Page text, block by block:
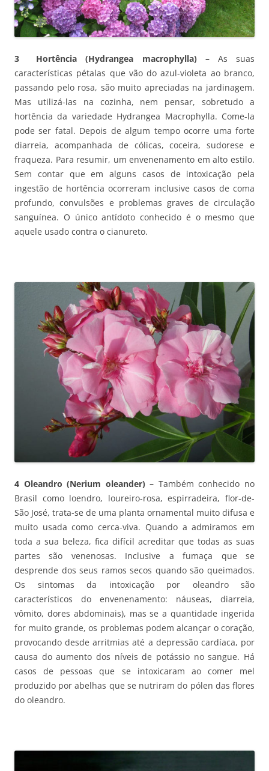
3 Hortência (Hydrangea macrophylla) – As suas
características pétalas que vão do azul-violeta ao branco,
passando pelo rosa, são muito apreciadas na jardinagem.
Mas utilizá-las na cozinha, nem pensar, sobretudo a
hortência da variedade Hydrangea Macrophylla. Come-la
pode ser fatal. Depois de algum tempo ocorre uma forte
diarreia, acompanhada de cólicas, coceira, sudorese e
fraqueza. Para resumir, um envenenamento em alto estilo.
Sem contar que em alguns casos de intoxicação pela
ingestão de hortência ocorreram inclusive casos de coma
profundo, convulsões e problemas graves de circulação
sanguínea. O único antídoto conhecido é o mesmo que
aquele usado contra o cianureto.
4 Oleandro (Nerium oleander) – Também conhecido no
Brasil como loendro, loureiro-rosa, espirradeira, flor-de-
São José, trata-se de uma planta ornamental muito difusa e
muito usada como cerca-viva. Quando a admiramos em
toda a sua beleza, fica difícil acreditar que todas as suas
partes são venenosas. Inclusive a fumaça que se
desprende dos seus ramos secos quando são queimados.
Os sintomas da intoxicação por oleandro são
característicos do envenenamento: náuseas, diarreia,
vômito, dores abdominais), mas se a quantidade ingerida
for muito grande, os problemas podem alcançar o coração,
provocando desde arritmias até a depressão cardíaca, por
causa do aumento dos níveis de potássio no sangue. Há
casos de pessoas que se intoxicaram ao comer mel
produzido por abelhas que se nutriram do pólen das flores
do oleandro.